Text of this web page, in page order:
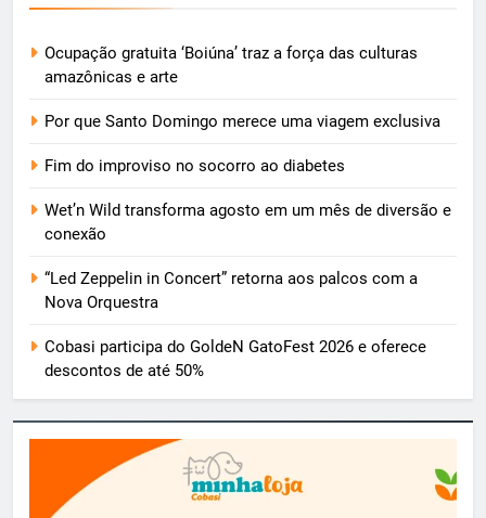
Ocupação gratuita ‘Boiúna’ traz a força das culturas
amazônicas e arte
Por que Santo Domingo merece uma viagem exclusiva
Fim do improviso no socorro ao diabetes
Wet’n Wild transforma agosto em um mês de diversão e
conexão
“Led Zeppelin in Concert” retorna aos palcos com a
Nova Orquestra
Cobasi participa do GoldeN GatoFest 2026 e oferece
descontos de até 50%